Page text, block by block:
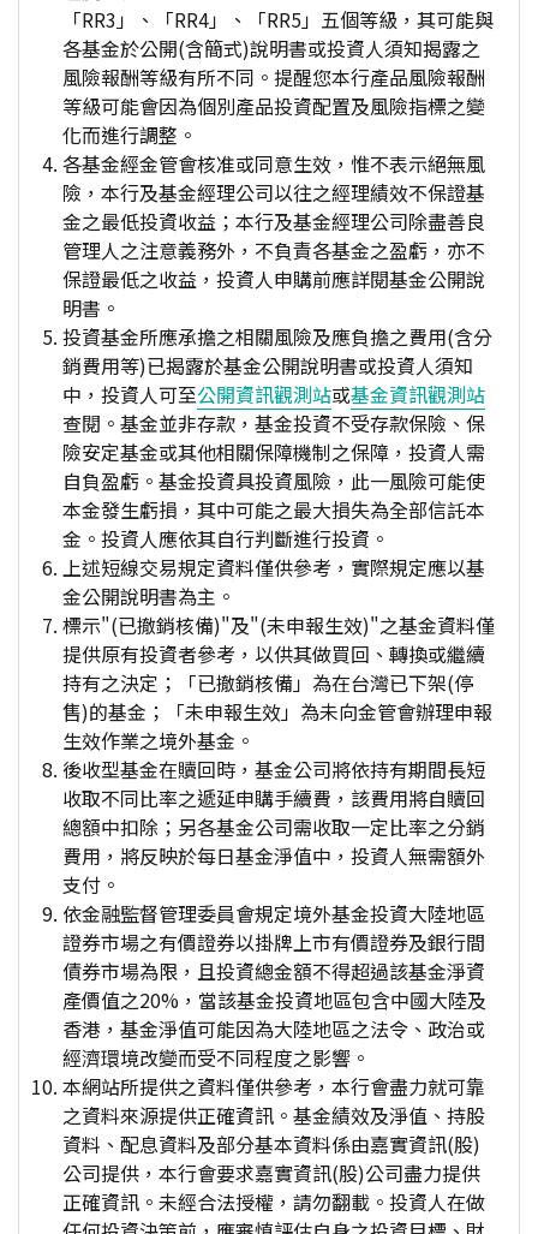
「RR3」、「RR4」、「RR5」五個等級，其可能與
各基金於公開(含簡式)說明書或投資人須知揭露之
風險報酬等級有所不同。提醒您本行產品風險報酬
等級可能會因為個別產品投資配置及風險指標之變
化而進行調整。
各基金經金管會核准或同意生效，惟不表示絕無風
險，本行及基金經理公司以往之經理績效不保證基
金之最低投資收益；本行及基金經理公司除盡善良
管理人之注意義務外，不負責各基金之盈虧，亦不
保證最低之收益，投資人申購前應詳閱基金公開說
明書。
投資基金所應承擔之相關風險及應負擔之費用(含分
銷費用等)已揭露於基金公開說明書或投資人須知
中，投資人可至公開資訊觀測站或基金資訊觀測站
查閱。基金並非存款，基金投資不受存款保險、保
險安定基金或其他相關保障機制之保障，投資人需
自負盈虧。基金投資具投資風險，此一風險可能使
本金發生虧損，其中可能之最大損失為全部信託本
金。投資人應依其自行判斷進行投資。
上述短線交易規定資料僅供參考，實際規定應以基
金公開說明書為主。
標示"(已撤銷核備)"及"(未申報生效)"之基金資料僅
提供原有投資者參考，以供其做買回、轉換或繼續
持有之決定；「已撤銷核備」為在台灣已下架(停
售)的基金；「未申報生效」為未向金管會辦理申報
生效作業之境外基金。
後收型基金在贖回時，基金公司將依持有期間長短
收取不同比率之遞延申購手續費，該費用將自贖回
總額中扣除；另各基金公司需收取一定比率之分銷
費用，將反映於每日基金淨值中，投資人無需額外
支付。
依金融監督管理委員會規定境外基金投資大陸地區
證券市場之有價證券以掛牌上市有價證券及銀行間
債券市場為限，且投資總金額不得超過該基金淨資
產價值之20%，當該基金投資地區包含中國大陸及
香港，基金淨值可能因為大陸地區之法令、政治或
經濟環境改變而受不同程度之影響。
本網站所提供之資料僅供參考，本行會盡力就可靠
之資料來源提供正確資訊。基金績效及淨值、持股
資料、配息資料及部分基本資料係由嘉實資訊(股)
公司提供，本行會要求嘉實資訊(股)公司盡力提供
正確資訊。未經合法授權，請勿翻載。投資人在做